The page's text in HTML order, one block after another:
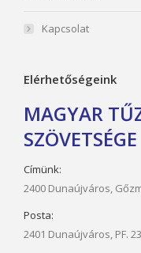
Kapcsolat
Elérhetőségeink
MAGYAR
SZÖVETSÉGE
Címünk:
2400 Dunaújváros,
Posta:
2401 Dunaújváros, PF.